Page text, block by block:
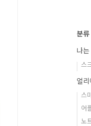
분
나는
스
얼
스
어
노